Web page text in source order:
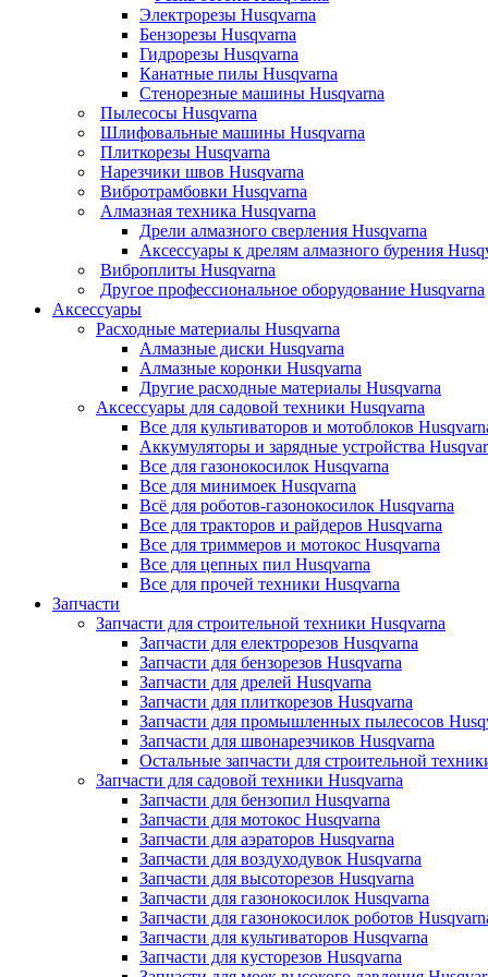
Электрорезы Husqvarna
Бензорезы Husqvarna
Гидрорезы Husqvarna
Канатные пилы Husqvarna
Стенорезные машины Husqvarna
Пылесосы Husqvarna
Шлифовальные машины Husqvarna
Плиткорезы Husqvarna
Нарезчики швов Husqvarna
Вибротрамбовки Husqvarna
Алмазная техника Husqvarna
Дрели алмазного сверления Husqvarna
Аксессуары к дрелям алмазного бурения
Виброплиты Husqvarna
Другое профессиональное оборудование Husqvarna
Аксессуары
Расходные материалы Husqvarna
Алмазные диски Husqvarna
Алмазные коронки Husqvarna
Другие расходные материалы Husqvarna
Аксессуары для садовой техники Husqvarna
Все для культиваторов и мотоблоков
Аккумуляторы и зарядные устройства
Все для газонокосилок Husqvarna
Все для минимоек Husqvarna
Всё для роботов-газонокосилок Husqvarna
Все для тракторов и райдеров Husqvarna
Все для триммеров и мотокос Husqvarna
Все для цепных пил Husqvarna
Все для прочей техники Husqvarna
Запчасти
Запчасти для строительной техники Husqvarna
Запчасти для електрорезов Husqvarna
Запчасти для бензорезов Husqvarna
Запчасти для дрелей Husqvarna
Запчасти для плиткорезов Husqvarna
Запчасти для промышленных пылесосов
Запчасти для швонарезчиков Husqvarna
Остальные запчасти для строительной
Запчасти для садовой техники Husqvarna
Запчасти для бензопил Husqvarna
Запчасти для мотокос Husqvarna
Запчасти для аэраторов Husqvarna
Запчасти для воздуходувок Husqvarna
Запчасти для высоторезов Husqvarna
Запчасти для газонокосилок Husqvarna
Запчасти для газонокосилок роботов
Запчасти для культиваторов Husqvarna
Запчасти для кусторезов Husqvarna